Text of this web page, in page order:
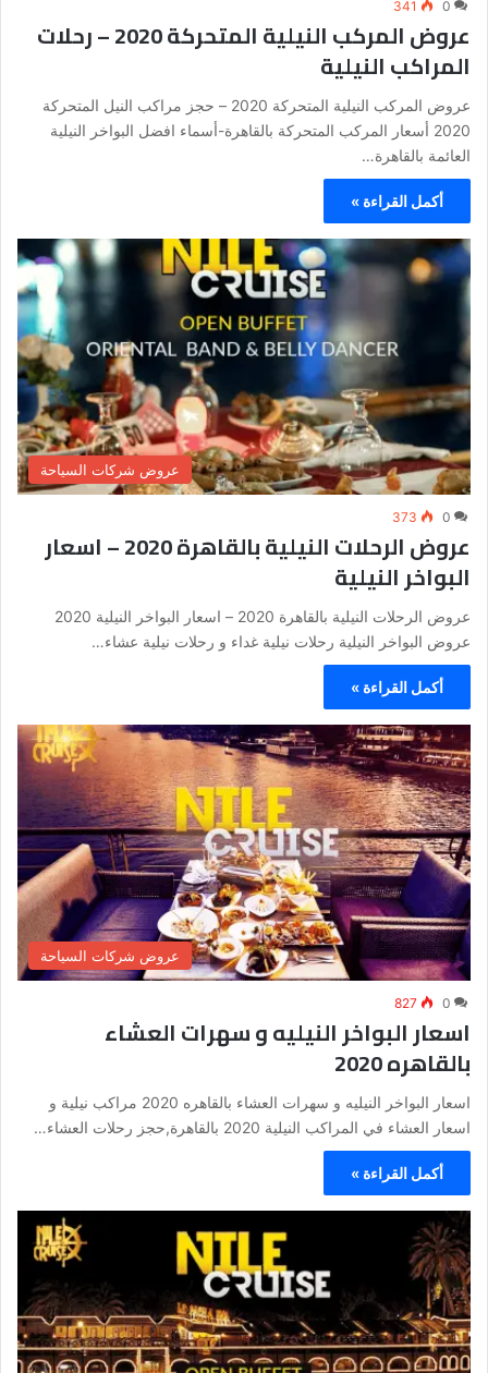
0
341
عروض المركب النيلية المتحركة 2020 – رحلات
المراكب النيلية
عروض المركب النيلية المتحركة 2020 – حجز مراكب النيل المتحركة
2020 أسعار المركب المتحركة بالقاهرة-أسماء افضل البواخر النيلية
العائمة بالقاهرة…
أكمل القراءة »
عروض شركات السياحة
0
373
عروض الرحلات النيلية بالقاهرة 2020 – اسعار
البواخر النيلية
عروض الرحلات النيلية بالقاهرة 2020 – اسعار البواخر النيلية 2020
عروض البواخر النيلية رحلات نيلية غداء و رحلات نيلية عشاء…
أكمل القراءة »
عروض شركات السياحة
0
827
اسعار البواخر النيليه و سهرات العشاء
بالقاهره 2020
اسعار البواخر النيليه و سهرات العشاء بالقاهره 2020 مراكب نيلية و
اسعار العشاء في المراكب النيلية 2020 بالقاهرة,حجز رحلات العشاء…
أكمل القراءة »